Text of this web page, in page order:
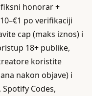
honorar +
po verifikaciji
cap (maks iznos) i
18+ publike,
koristite
nakon objave) i
Codes,